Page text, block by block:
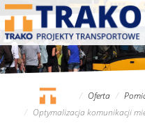
Przejdź
treści
Oferta
Optymalizacja komunikacji